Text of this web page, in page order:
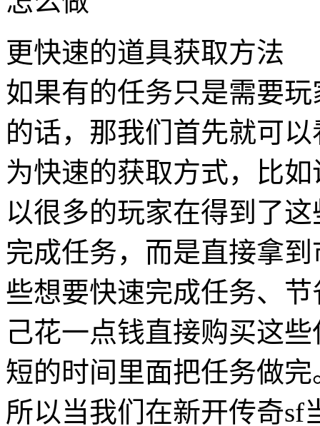
更快速的道具获取方法
如果有的任务只是需要
的话，那我们首先就可
为快速的获取方式，比
以很多的玩家在得到了
完成任务，而是直接拿
些想要快速完成任务、
己花一点钱直接购买这
短的时间里面把任务做完
所以当我们在新开传奇sf